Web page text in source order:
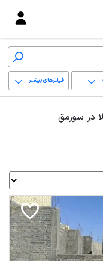
فیلترهای بیشتر
در سورمق